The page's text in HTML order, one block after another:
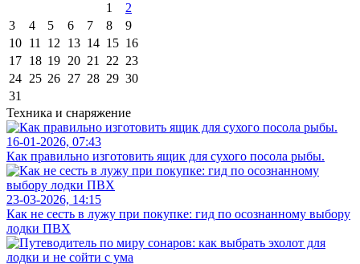
1
2
3
4 5 6 7 8
9
10 11 12 13 14 15 16
17 18 19 20 21 22 23
24 25 26 27 28 29 30
31
Техника и снаряжение
16-01-2026, 07:43
Как правильно изготовить ящик для сухого посола рыбы.
23-03-2026, 14:15
Как не сесть в лужу при покупке: гид по осознанному выбору
лодки ПВХ